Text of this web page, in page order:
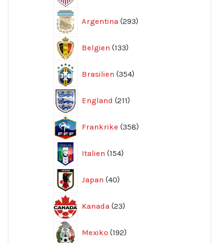
Argentina 293
produkter
Belgien 133
produkter
Brasilien 354
produkter
England 211
produkter
Frankrike 358
produkter
Italien 154
produkter
Japan 40
produkter
Kanada 23
produkter
Mexiko 192
produkter